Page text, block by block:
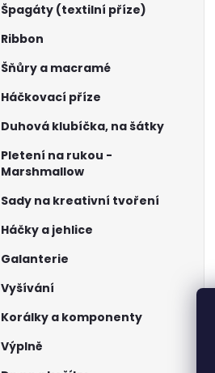
Špagáty (textilní příze)
Ribbon
Šňůry a macramé
Háčkovací příze
Duhová klubíčka, na šátky
Pletení na rukou -
Marshmallow
Sady na kreativní tvoření
Háčky a jehlice
Galanterie
Vyšívání
Korálky a komponenty
Výplně